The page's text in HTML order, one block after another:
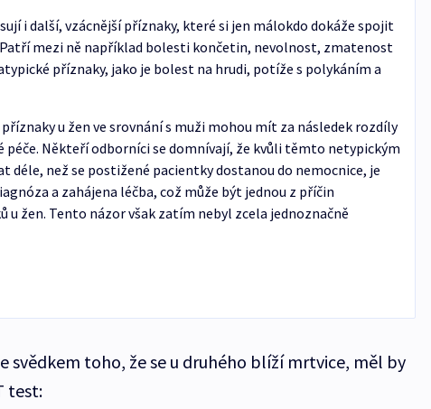
i další, vzácnější příznaky, které si jen málokdo dokáže spojit
mezi ně například bolesti končetin, nevolnost, zmatenost
příznaky, jako je bolest na hrudi, potíže s polykáním a
u žen ve srovnání s muži mohou mít za následek rozdíly
péče. Někteří odborníci se domnívají, že kvůli těmto netypickým
déle, než se postižené pacientky dostanou do nemocnice, je
a zahájena léčba, což může být jednou z příčin
u žen. Tento názor však zatím nebyl zcela jednoznačně
svědkem toho, že se u druhého blíží mrtvice, měl by
test: